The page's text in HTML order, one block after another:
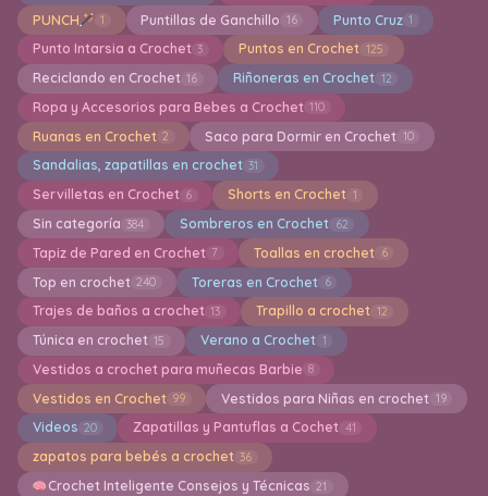
PUNCH 1 Puntillas de Ganchillo 16 Punto Cruz 1
Punto Intarsia a Crochet 3 Puntos en Crochet 125
Reciclando en Crochet 16 Riñoneras en Crochet 12
Ropa y Accesorios para Bebes a Crochet 110
Ruanas en Crochet 2 Saco para Dormir en Crochet 10
Sandalias, zapatillas en crochet 31
Servilletas en Crochet 6 Shorts en Crochet 1
Sin categoría 384 Sombreros en Crochet 62
Tapiz de Pared en Crochet 7 Toallas en crochet 6
Top en crochet 240 Toreras en Crochet 6
Trajes de baños a crochet 13 Trapillo a crochet 12
Túnica en crochet 15 Verano a Crochet 1
Vestidos a crochet para muñecas Barbie 8
Vestidos en Crochet 99 Vestidos para Niñas en crochet 19
Videos 20 Zapatillas y Pantuflas a Cochet 41
zapatos para bebés a crochet 36
Crochet Inteligente Consejos y Técnicas 21